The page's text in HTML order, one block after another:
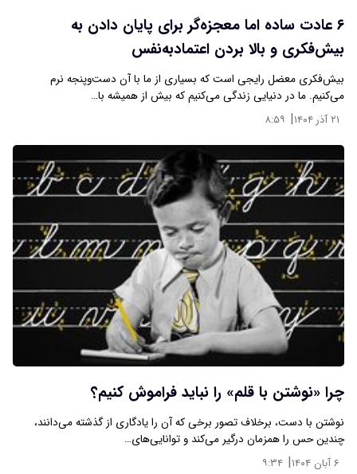
۶ عادت ساده اما معجزه‌گر برای پایان دادن به
بیش‌فکری و بالا بردن اعتمادبه‌نفس
بیش‌فکری معضل رایجی است که بسیاری از ما با آن دست‌وپنجه نرم
می‌کنیم. ما در دنیایی زندگی می‌کنیم که بیش از همیشه با…
۲۱ آذر ۱۴۰۴ | ۸:۵۹
چرا «نوشتن با قلم» را نباید فراموش کنیم؟
نوشتن با دست، برخلاف تصور برخی که آن را یادگاری از گذشته می‌دانند،
چندین حس را همزمان درگیر می‌کند و توانایی‌های…
۶ آبان ۱۴۰۴ | ۹:۳۴